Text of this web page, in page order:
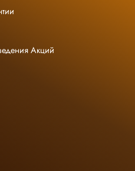
Акций